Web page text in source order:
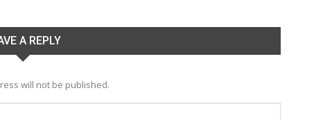
A REPLY
will not be published.